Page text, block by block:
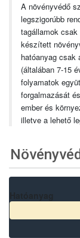
A növényvédő
legszigorúbb
tagállamok
készített
hatóanyag csak
(általában 7-15
folyamatok
forgalmazását
ember és
illetve a lehető